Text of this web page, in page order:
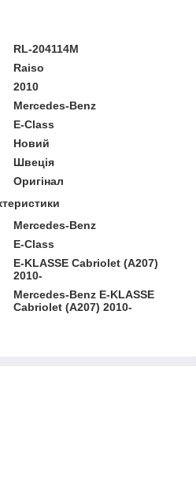
RL-204114M
Raiso
2010
Mercedes-Benz
E-Class
Новий
Швеція
Оригінал
Mercedes-Benz
E-Class
E-KLASSE Cabriolet (A207)
2010-
Mercedes-Benz E-KLASSE
Cabriolet (A207) 2010-